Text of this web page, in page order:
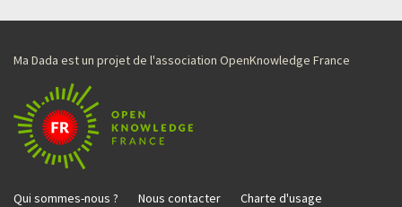
Ma Dada est un projet de l'association OpenKnowledge France
Qui sommes-nous ? Nous contacter
Charte d'usage